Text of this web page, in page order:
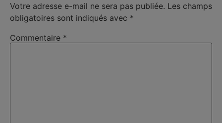
Votre adresse e-mail ne sera pas publiée. Les champs
obligatoires sont indiqués avec *
Commentaire *